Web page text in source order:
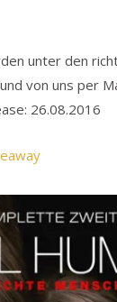
unter den
von uns per
26.08.2016